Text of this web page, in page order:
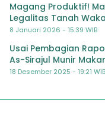
Magang Produktif!
Legalitas Tanah
8 Januari 2026 - 15:39 WIB
Usai Pembagian
As-Sirajul Munir
Semester
18 Desember 2025 - 19:21 WIB